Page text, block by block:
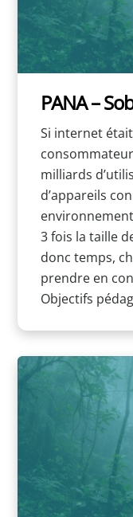
PANA –
Si internet
milliards
d’appareils
3 fois la taille
donc temps,
prendre en
Objectifs